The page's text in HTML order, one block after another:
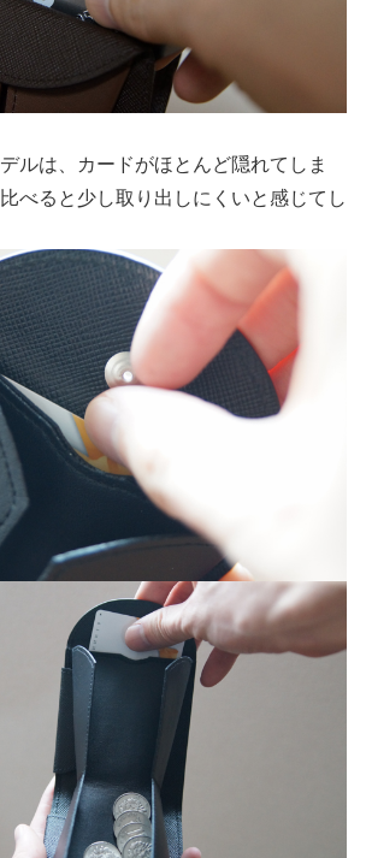
ルは、カードがほとんど隠れてしま
べると少し取り出しにくいと感じてし